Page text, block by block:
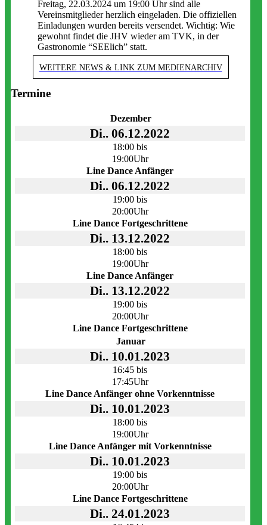
Freitag, 22.03.2024 um 19:00 Uhr sind alle
Vereinsmitglieder herzlich eingeladen. Die offiziellen
Einladungen wurden bereits versendet. Wichtig: Wie
gewohnt findet die JHV wieder am TVK, in der
Gastronomie “SEElich” statt.
WEITERE NEWS & LINK ZUM MEDIENARCHIV
Termine
Dezember
Di.. 06.12.2022
18:00 bis
19:00Uhr
Line Dance Anfänger
Di.. 06.12.2022
19:00 bis
20:00Uhr
Line Dance Fortgeschrittene
Di.. 13.12.2022
18:00 bis
19:00Uhr
Line Dance Anfänger
Di.. 13.12.2022
19:00 bis
20:00Uhr
Line Dance Fortgeschrittene
Januar
Di.. 10.01.2023
16:45 bis
17:45Uhr
Line Dance Anfänger ohne Vorkenntnisse
Di.. 10.01.2023
18:00 bis
19:00Uhr
Line Dance Anfänger mit Vorkenntnisse
Di.. 10.01.2023
19:00 bis
20:00Uhr
Line Dance Fortgeschrittene
Di.. 24.01.2023